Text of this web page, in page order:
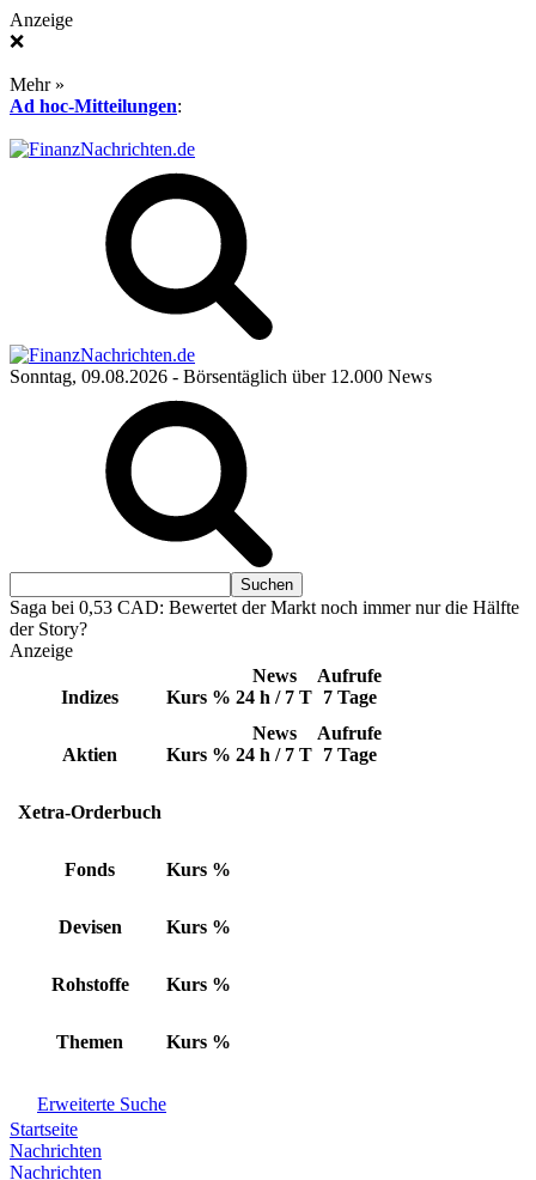
Anzeige
❌
Mehr »
Ad hoc-Mitteilungen:
Sonntag, 09.08.2026 - Börsentäglich über 12.000 News
Saga bei 0,53 CAD: Bewertet der Markt noch immer nur die Hälfte
der Story?
Anzeige
Indizes Kurs %
News
24 h / 7 T
Aufrufe
7 Tage
Aktien Kurs %
News
24 h / 7 T
Aufrufe
7 Tage
Xetra-Orderbuch
Fonds Kurs %
Devisen Kurs %
Rohstoffe Kurs %
Themen Kurs %
Erweiterte Suche
Startseite
Nachrichten
Nachrichten